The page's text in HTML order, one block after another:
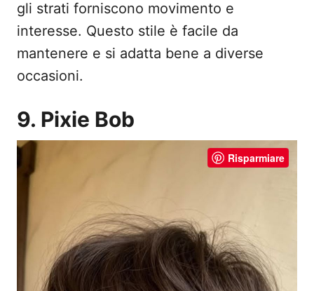
gli strati forniscono movimento e
interesse. Questo stile è facile da
mantenere e si adatta bene a diverse
occasioni.
9. Pixie Bob
Risparmiare